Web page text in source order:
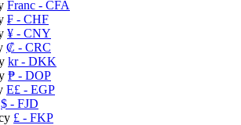
Franc - CFA
₣ - CHF
¥ - CNY
₡ - CRC
kr- DKK
₱ - DOP
E£ - EGP
$ - FJD
£ - FKP